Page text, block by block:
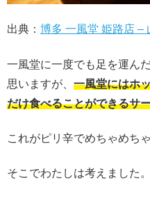
出典： 博多 一風堂 姫路店 –
一風堂に一度でも足を運ん
思いますが、 一風堂にはホ
だけ食べることができるサ
これがピリ辛でめちゃめち
そこでわたしは考えました。